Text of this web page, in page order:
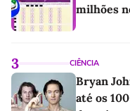
milhões
3 CIÊNCIA
Bryan
até os